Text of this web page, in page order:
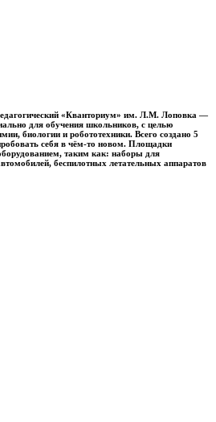
«Кванториум» им. Л.М. Лоповка —
для обучения школьников, с целью
биологии и робототехники. Всего создано 5
себя в чём-то новом. Площадки
таким как: наборы для
беспилотных летательных аппаратов